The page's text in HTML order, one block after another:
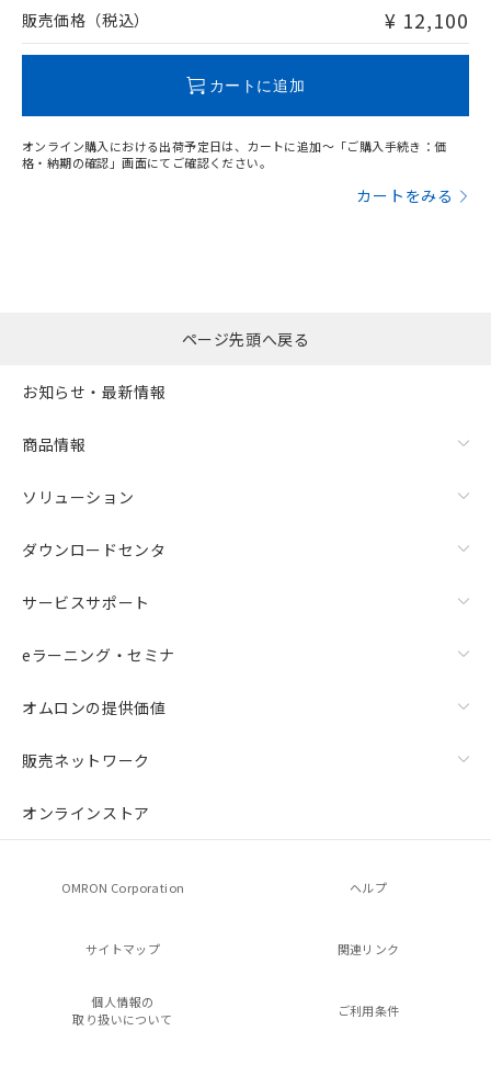
問い合わせください。
販売価格（税込） ¥ 12,100
カートに追加
オンライン購入における出荷予定日は、カートに追加～「ご購入手続き：価
格・納期の確認」画面にてご確認ください。
カートをみる
ページ先頭へ戻る
お知らせ・最新情報
商品情報
ソリューション
ダウンロードセンタ
サービスサポート
eラーニング・セミナ
オムロンの提供価値
販売ネットワーク
オンラインストア
OMRON Corporation ヘルプ
サイトマップ 関連リンク
個人情報の
取り扱いについて
ご利用条件